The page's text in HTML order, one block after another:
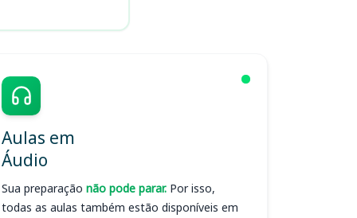
Aulas em
Áudio
Sua preparação não pode parar. Por isso,
todas as aulas também estão disponíveis em